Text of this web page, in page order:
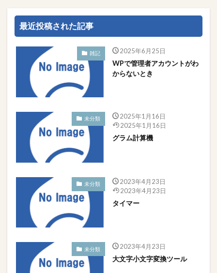
最近投稿された記事
雑記 2025年6月25日
WPで管理者アカウントがわ
からないとき
未分類
2025年1月16日
2025年1月16日
グラム計算機
未分類
2023年4月23日
2023年4月23日
タイマー
未分類 2023年4月23日
大文字小文字変換ツール